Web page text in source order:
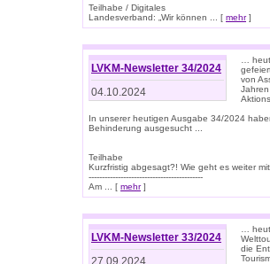
Teilhabe / Digitales
Landesverband: „Wir können ... [ mehr]
LVKM-Newsletter 34/2024
04.10.2024
…
von
In unserer heutigen Ausgabe 34/2024
Behinderung ausgesucht ...
Teilhabe
Kurzfristig abgesagt?! Wie geht es weiter
-------------------------------------------
Am ... [ mehr]
LVKM-Newsletter 33/2024
27.09.2024
…
die